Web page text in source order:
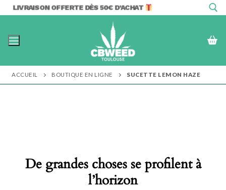
Aller
contenu
LIVRAISON OFFERTE DÈS 50€ D’ACHAT
Rechercher :
ACCUEIL BOUTIQUE EN LIGNE SUCETTE LEMON HAZE
De grandes choses se profilent à
l’horizon